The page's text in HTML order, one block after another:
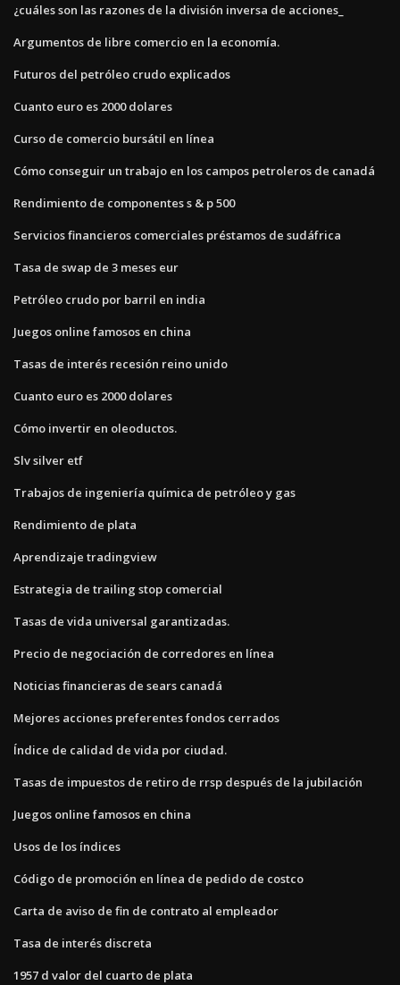
¿cuáles son las razones de la división inversa de acciones_
Argumentos de libre comercio en la economía.
Futuros del petróleo crudo explicados
Cuanto euro es 2000 dolares
Curso de comercio bursátil en línea
Cómo conseguir un trabajo en los campos petroleros de canadá
Rendimiento de componentes s & p 500
Servicios financieros comerciales préstamos de sudáfrica
Tasa de swap de 3 meses eur
Petróleo crudo por barril en india
Juegos online famosos en china
Tasas de interés recesión reino unido
Cuanto euro es 2000 dolares
Cómo invertir en oleoductos.
Slv silver etf
Trabajos de ingeniería química de petróleo y gas
Rendimiento de plata
Aprendizaje tradingview
Estrategia de trailing stop comercial
Tasas de vida universal garantizadas.
Precio de negociación de corredores en línea
Noticias financieras de sears canadá
Mejores acciones preferentes fondos cerrados
Índice de calidad de vida por ciudad.
Tasas de impuestos de retiro de rrsp después de la jubilación
Juegos online famosos en china
Usos de los índices
Código de promoción en línea de pedido de costco
Carta de aviso de fin de contrato al empleador
Tasa de interés discreta
1957 d valor del cuarto de plata